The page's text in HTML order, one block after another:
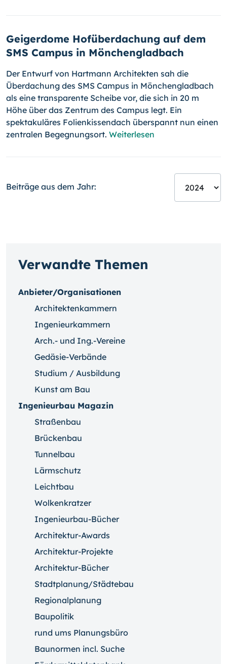
Geigerdome Hofüberdachung auf dem
SMS Campus in Mönchengladbach
Der Entwurf von Hartmann Architekten sah die
Überdachung des SMS Campus in Mönchengladbach
als eine transparente Scheibe vor, die sich in 20 m
Höhe über das Zentrum des Campus legt. Ein
spektakuläres Folienkissendach überspannt nun einen
zentralen Begegnungsort. Weiterlesen
Beiträge aus dem Jahr:
Verwandte Themen
Anbieter/Organisationen
Architektenkammern
Ingenieurkammern
Arch.- und Ing.-Vereine
Gedäsie-Verbände
Studium / Ausbildung
Kunst am Bau
Ingenieurbau Magazin
Straßenbau
Brückenbau
Tunnelbau
Lärmschutz
Leichtbau
Wolkenkratzer
Ingenieurbau-Bücher
Architektur-Awards
Architektur-Projekte
Architektur-Bücher
Stadtplanung/Städtebau
Regionalplanung
Baupolitik
rund ums Planungsbüro
Baunormen incl. Suche